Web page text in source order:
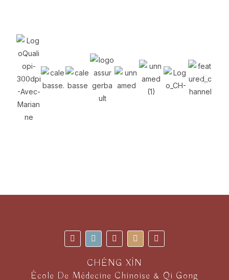
CHÉNG XÌN
École De Médecine Chinoise & Qi Gong